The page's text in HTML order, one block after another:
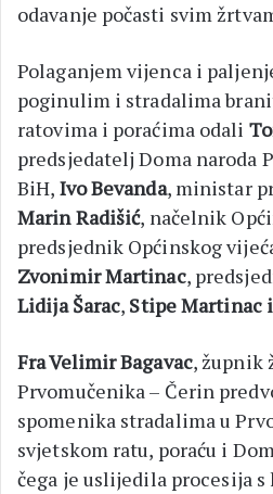
odavanje počasti svim
Polaganjem vijenca i
poginulim i stradalima
ratovima i poraćima odali
predsjedatelj Doma naroda
BiH, Ivo Bevanda, ministar
Marin Radišić, načelnik
predsjednik Općinskog
Zvonimir Martinac,
Lidija Šarac, Stipe Martinac
Fra Velimir Bagavac, župnik
Prvomučenika – Čerin
spomenika stradalima u
svjetskom ratu, poraću i
čega je uslijedila procesija s